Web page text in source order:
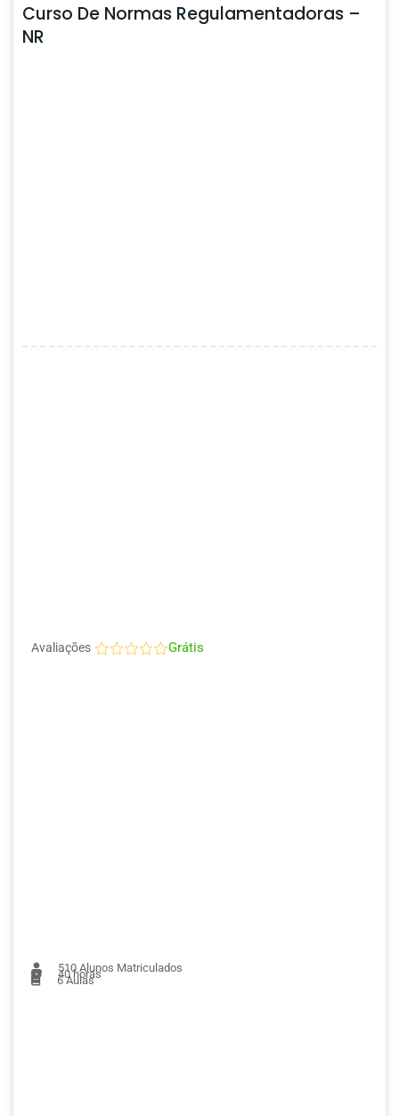
Curso De Normas Regulamentadoras –
NR
Avaliações Grátis
510 Alunos Matriculados
40 horas
6Aulas